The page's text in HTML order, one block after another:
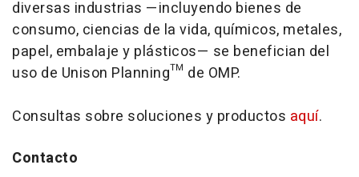
diversas industrias —incluyendo bienes de
consumo, ciencias de la vida, químicos, metales,
papel, embalaje y plásticos— se benefician del
uso de Unison Planning™ de OMP.
Consultas sobre soluciones y productos aquí.
Contacto